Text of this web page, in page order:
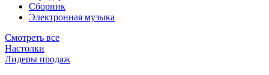
Сборник
Электронная музыка
Смотреть все
Настолки
Лидеры продаж